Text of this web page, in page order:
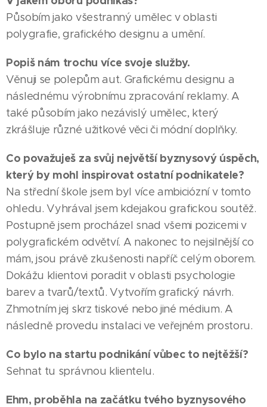
Působím jako všestranný umělec v oblasti
polygrafie, grafického designu a umění.
Popiš nám trochu více svoje služby.
Věnuji se polepům aut. Grafickému designu a
následnému výrobnímu zpracování reklamy. A
také působím jako nezávislý umělec, který
zkrášluje různé užitkové věci či módní doplňky.
Co považuješ za svůj největší byznysový úspěch,
který by mohl inspirovat ostatní podnikatele?
Na střední škole jsem byl více ambiciózní v tomto
ohledu. Vyhrával jsem kdejakou grafickou soutěž.
Postupně jsem procházel snad všemi pozicemi v
polygrafickém odvětví. A nakonec to nejsilnější co
mám, jsou právě zkušenosti napříč celým oborem.
Dokážu klientovi poradit v oblasti psychologie
barev a tvarů/textů. Vytvořím grafický návrh.
Zhmotním jej skrz tiskové nebo jiné médium. A
následně provedu instalaci ve veřejném prostoru.
Co bylo na startu podnikání vůbec to nejtěžší?
Sehnat tu správnou klientelu.
Ehm, proběhla na začátku tvého byznysového